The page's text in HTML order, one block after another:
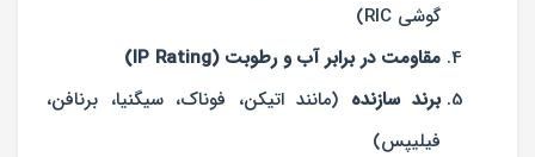
گوشی RIC)
مقاومت در برابر آب و رطوبت (IP Rating)
برند سازنده (مانند اتیکن، فوناک، سیگنیا، برنافن،
فیلیپس)